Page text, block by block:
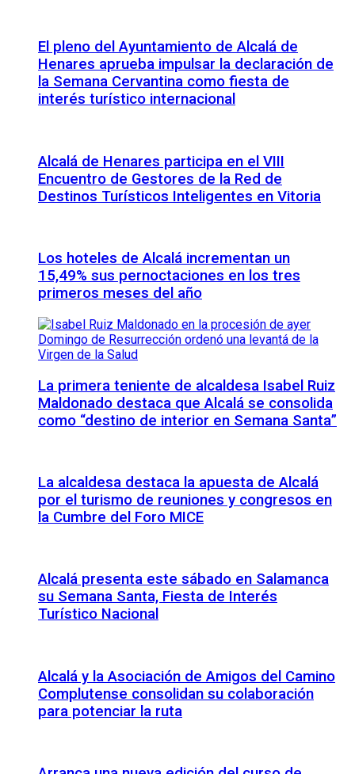
El pleno del Ayuntamiento de Alcalá de
Henares aprueba impulsar la declaración de
la Semana Cervantina como fiesta de
interés turístico internacional
Alcalá de Henares participa en el VIII
Encuentro de Gestores de la Red de
Destinos Turísticos Inteligentes en Vitoria
Los hoteles de Alcalá incrementan un
15,49% sus pernoctaciones en los tres
primeros meses del año
La primera teniente de alcaldesa Isabel Ruiz
Maldonado destaca que Alcalá se consolida
como “destino de interior en Semana Santa”
La alcaldesa destaca la apuesta de Alcalá
por el turismo de reuniones y congresos en
la Cumbre del Foro MICE
Alcalá presenta este sábado en Salamanca
su Semana Santa, Fiesta de Interés
Turístico Nacional
Alcalá y la Asociación de Amigos del Camino
Complutense consolidan su colaboración
para potenciar la ruta